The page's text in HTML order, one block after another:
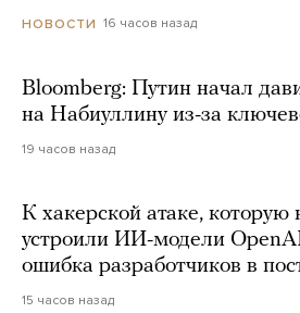
НОВОСТИ 16 часов назад
Bloomberg: Путин начал
на Набиуллину из-за
19 часов назад
К хакерской атаке, которую
устроили ИИ-модели
ошибка разработчиков в
15 часов назад